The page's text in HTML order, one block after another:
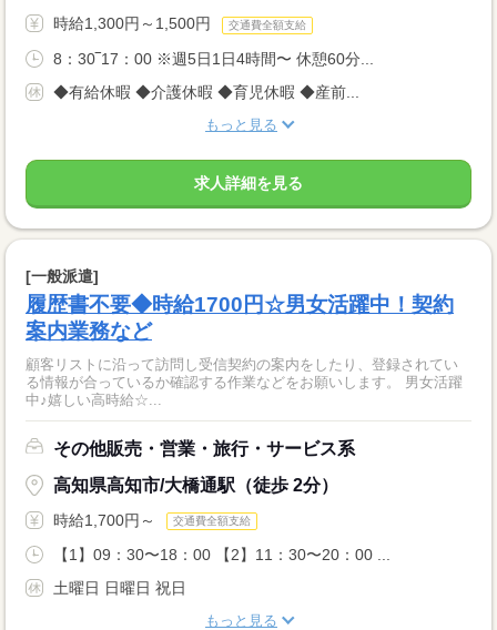
時給1,300円～1,500円 交通費全額支給
8：30‾17：00 ※週5日1日4時間〜 休憩60分...
◆有給休暇 ◆介護休暇 ◆育児休暇 ◆産前...
もっと見る
求人詳細を見る
[一般派遣]
履歴書不要◆時給1700円☆男女活躍中！契約
案内業務など
顧客リストに沿って訪問し受信契約の案内をしたり、登録されてい
る情報が合っているか確認する作業などをお願いします。 男女活躍
中♪嬉しい高時給☆...
その他販売・営業・旅行・サービス系
高知県高知市/大橋通駅（徒歩 2分）
時給1,700円～ 交通費全額支給
【1】09：30〜18：00 【2】11：30〜20：00 ...
土曜日 日曜日 祝日
もっと見る